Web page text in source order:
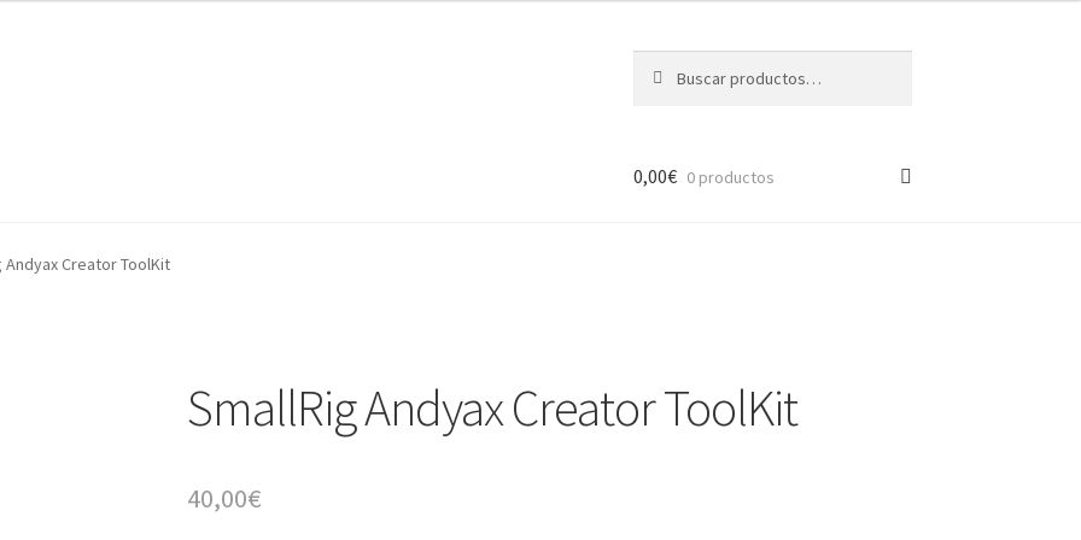
por:
AZ Operadores / Creadores
0,00€ 0 productos
Andyax Creator ToolKit
SmallRig Andyax Creator ToolKit
40,00€